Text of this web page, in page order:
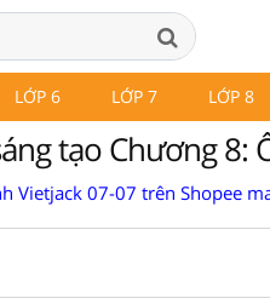
LỚP 6 LỚP 7 LỚP 8
tạo Chương 8:
Vietjack 07-07 trên Shopee